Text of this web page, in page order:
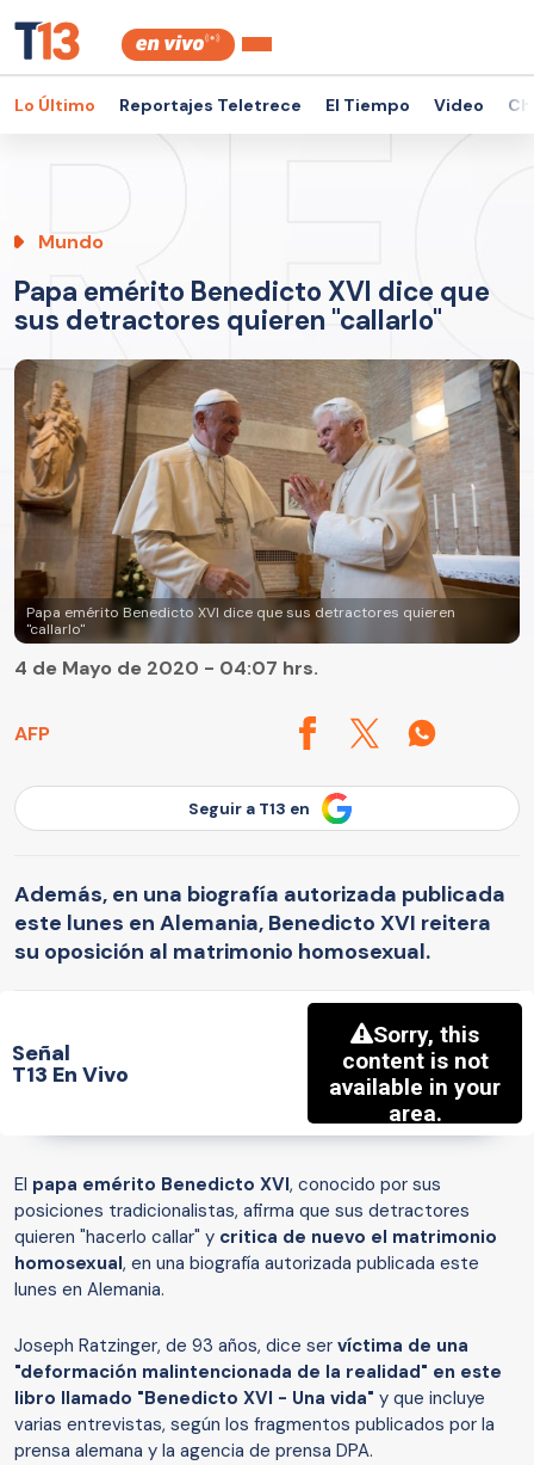
Lo Último Reportajes Teletrece El Tiempo Video
Mundo
Papa emérito Benedicto XVI dice que
sus detractores quieren "callarlo"
Papa emérito Benedicto XVI dice que sus detractores quieren
"callarlo"
AFP
4 de Mayo de 2020 - 04:07 hrs.
Seguir a T13 en
Además, en una biografía autorizada publicada
este lunes en Alemania, Benedicto XVI reitera
su oposición al matrimonio homosexual.
Señal
T13 En Vivo
El papa emérito Benedicto XVI, conocido por sus
posiciones tradicionalistas, afirma que sus detractores
quieren "hacerlo callar" y critica de nuevo el matrimonio
homosexual, en una biografía autorizada publicada este
lunes en Alemania.
Joseph Ratzinger, de 93 años, dice ser víctima de una
"deformación malintencionada de la realidad" en este
libro llamado "Benedicto XVI - Una vida" y que incluye
varias entrevistas, según los fragmentos publicados por la
prensa alemana y la agencia de prensa DPA.